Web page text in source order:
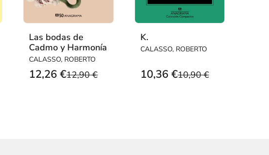
Las bodas de
Cadmo y Harmonía
CALASSO, ROBERTO
12,90 €
12,26 €
K.
CALASSO, ROBERTO
10,90 €
10,36 €